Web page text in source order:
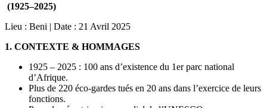
(1925–2025)
Lieu : Beni | Date : 21 Avril 2025
1. CONTEXTE & HOMMAGES
1925 – 2025 : 100 ans d’existence du 1er parc national
d’Afrique.
Plus de 220 éco-gardes tués en 20 ans dans l’exercice de leurs
fonctions.